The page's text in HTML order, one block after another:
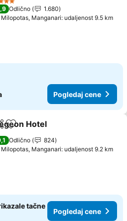
Odlično
1.680
Milopotas, Manganari: udaljenost 9.5 km
Pogledaj cene
Dodati u favorite
Hotel
Odlično
824
Milopotas, Manganari: udaljenost 9.2 km
tačne
Pogledaj cene